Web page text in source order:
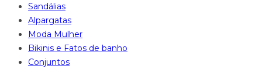
Sandálias
Alpargatas
Moda Mulher
Bikinis e Fatos de banho
Conjuntos